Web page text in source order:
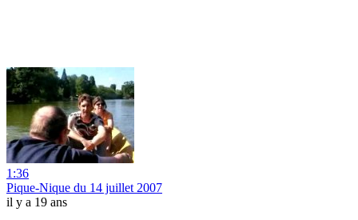
1:36
Pique-Nique du 14 juillet 2007
il y a 19 ans